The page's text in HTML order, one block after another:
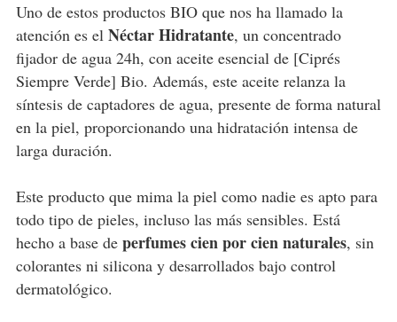
Uno de estos productos BIO que nos ha llamado la
atención es el Néctar Hidratante, un concentrado
fijador de agua 24h, con aceite esencial de [Ciprés
Siempre Verde] Bio. Además, este aceite relanza la
síntesis de captadores de agua, presente de forma natural
en la piel, proporcionando una hidratación intensa de
larga duración.
Este producto que mima la piel como nadie es apto para
todo tipo de pieles, incluso las más sensibles. Está
hecho a base de perfumes cien por cien naturales, sin
colorantes ni silicona y desarrollados bajo control
dermatológico.